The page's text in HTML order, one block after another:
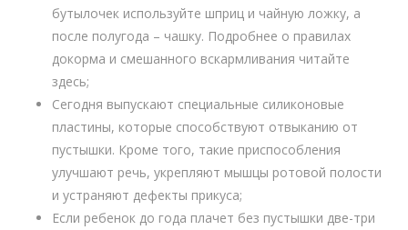
бутылочек используйте шприц и чайную ложку, а
после полугода – чашку. Подробнее о правилах
докорма и смешанного вскармливания читайте
здесь;
Сегодня выпускают специальные силиконовые
пластины, которые способствуют отвыканию от
пустышки. Кроме того, такие приспособления
улучшают речь, укрепляют мышцы ротовой полости
и устраняют дефекты прикуса;
Если ребенок до года плачет без пустышки две-три